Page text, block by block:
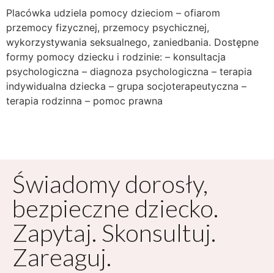
Placówka udziela pomocy dzieciom – ofiarom
przemocy fizycznej, przemocy psychicznej,
wykorzystywania seksualnego, zaniedbania. Dostępne
formy pomocy dziecku i rodzinie: – konsultacja
psychologiczna – diagnoza psychologiczna – terapia
indywidualna dziecka – grupa socjoterapeutyczna –
terapia rodzinna – pomoc prawna
Świadomy dorosły,
bezpieczne dziecko.
Zapytaj. Skonsultuj.
Zareaguj.